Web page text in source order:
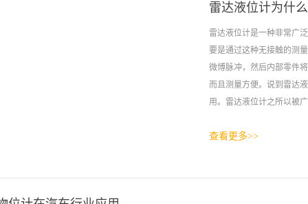
雷达液位计为什
雷达液位计是一种非常广
要是通过这种无接触的测
微博脉冲，然后内部零件
而且测量方便。说到雷达
用。雷达液位计之所以被
查看更多>>